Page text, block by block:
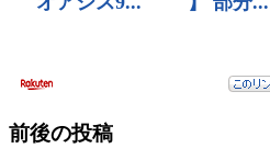
前後の投稿